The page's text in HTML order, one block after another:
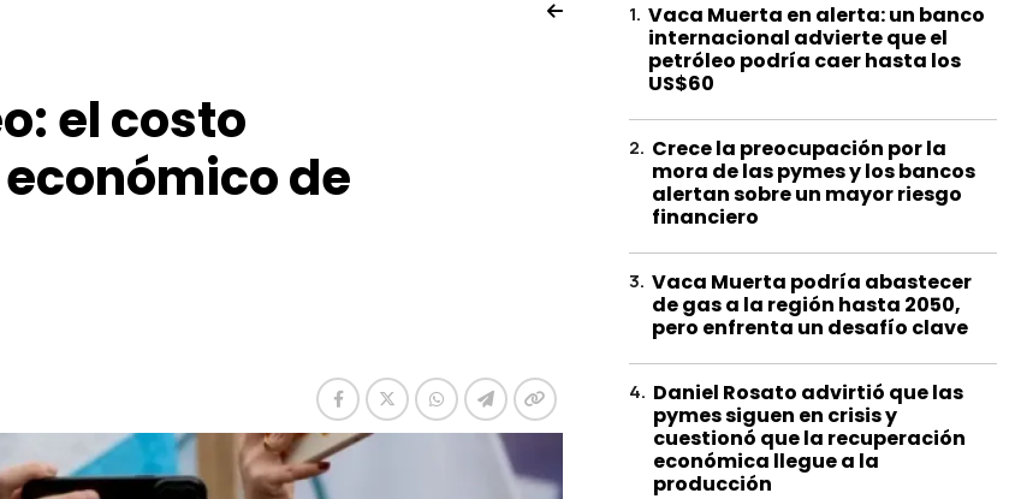
el costo
de
1. Vaca Muerta en alerta: un banco
internacional advierte que el
petróleo podría caer hasta los
US$60
2. Crece la preocupación por la
mora de las pymes y los bancos
alertan sobre un mayor riesgo
financiero
3. Vaca Muerta podría abastecer
de gas a la región hasta 2050,
pero enfrenta un desafío clave
4. Daniel Rosato advirtió que las
pymes siguen en crisis y
cuestionó que la recuperación
económica llegue a la
producción